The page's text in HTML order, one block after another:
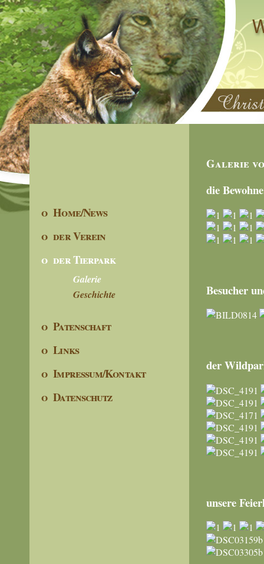
o Home/News
o der Verein
o der Tierpark
Galerie
Geschichte
o Patenschaft
o Links
o Impressum/Kontakt
o Datenschutz
Galerie
die
Besucher
der
unsere